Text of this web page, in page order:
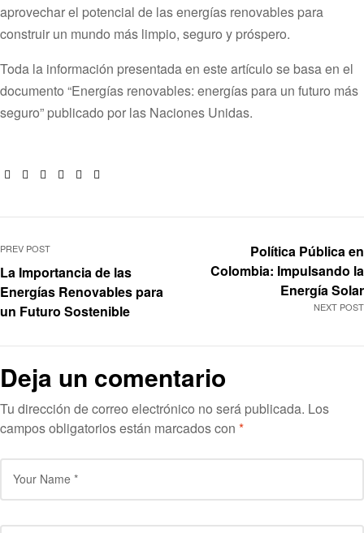
aprovechar el potencial de las energías renovables para
construir un mundo más limpio, seguro y próspero.
Toda la información presentada en este artículo se basa en el
documento “Energías renovables: energías para un futuro más
seguro” publicado por las Naciones Unidas.
Facebook
TwitterLinkedinGoogle+Pinterest
PREV POST
La Importancia de las
Energías Renovables para
un Futuro Sostenible
NEXT POST
Política Pública en
Colombia: Impulsando la
Energía Solar
Deja un comentario
Tu dirección de correo electrónico no será publicada. Los
campos obligatorios están marcados con *